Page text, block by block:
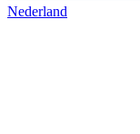
Nederland